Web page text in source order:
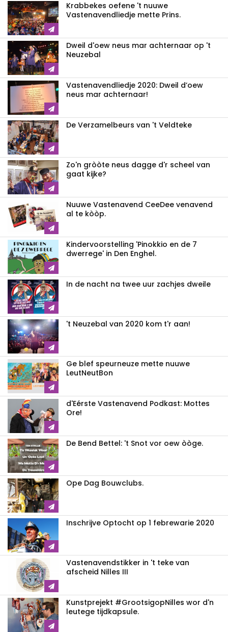
Krabbekes oefene 't nuuwe
Vastenavendliedje mette Prins.
Dweil d'oew neus mar achternaar op 't
Neuzebal
Vastenavendliedje 2020: Dweil d’oew
neus mar achternaar!
De Verzamelbeurs van 't Veldteke
Zo'n gròòte neus dagge d'r scheel van
gaat kijke?
Nuuwe Vastenavend CeeDee venavend
al te kòòp.
Kindervoorstelling 'Pinokkio en de 7
dwerrege' in Den Enghel.
In de nacht na twee uur zachjes dweile
't Neuzebal van 2020 kom t'r aan!
Ge blef speurneuze mette nuuwe
LeutNeutBon
d'Eérste Vastenavend Podkast: Mottes
Ore!
De Bend Bettel: 't Snot vor oew òòge.
Ope Dag Bouwclubs.
Inschrijve Optocht op 1 febrewarie 2020
Vastenavendstikker in 't teke van
afscheid Nilles III
Kunstprejekt #GrootsigopNilles wor d'n
leutege tijdkapsule.